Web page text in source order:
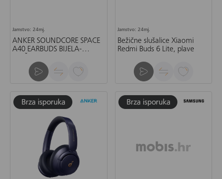
Jamstvo: 24mj.
ANKER SOUNDCORE SPACE
A40 EARBUDS BIJELA-
Jamstvo: 24mj.
Bežične slušalice Xiaomi
Redmi Buds 6 Lite, plave